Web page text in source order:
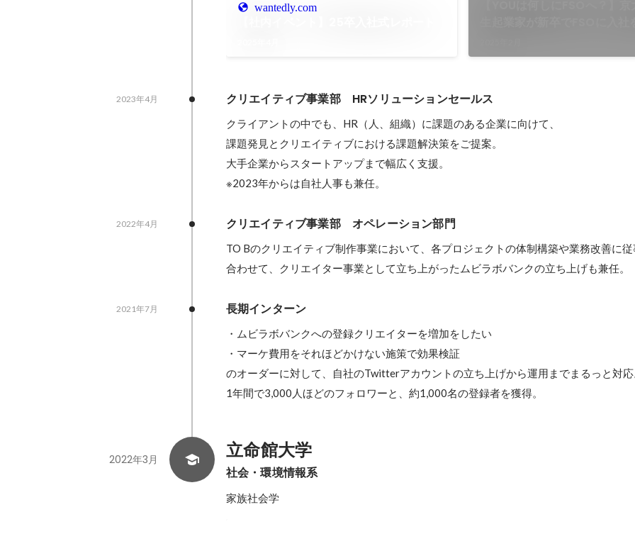
wantedly.com
クリエイティブ事業部　HRソリューションセールス
2023年4月
クライアントの中でも、HR（人、組織）に課題のある企業に向けて、
課題発見とクリエイティブにおける課題解決策をご提案。
大手企業からスタートアップまで幅広く支援。
※2023年からは自社人事も兼任。
クリエイティブ事業部　オペレーション部門
2022年4月
TO Bのクリエイティブ制作事業において、各プロジェクトの体制構築や業務改善に
合わせて、クリエイター事業として立ち上がったムビラボバンクの立ち上げも兼任。
長期インターン
2021年7月
・ムビラボバンクへの登録クリエイターを増加をしたい
・マーケ費用をそれほどかけない施策で効果検証
のオーダーに対して、自社のTwitterアカウントの立ち上げから運用までまるっと対
立命館大学
社会・環境情報系
2022年3月
家族社会学